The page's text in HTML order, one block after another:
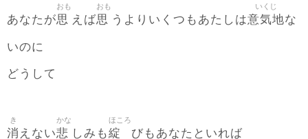
あなたが思
おも
えば思
おも
うよりいくつもあたしは意気地
いくじ
な
いのに
どうして
消
き
えない悲
かな
しみも綻
ほころ
びもあなたといれば